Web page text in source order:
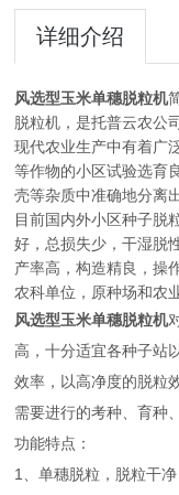
详细介绍
风选型玉米单穗脱粒机
脱粒机，是托普云农公
现代农业生产中有着广
等作物的小区试验选育
壳等杂质中准确地分离
目前国内外小区种子脱
好，总损失少，干湿脱
产率高，构造精良，操
农科单位，原种场和农
风选型玉米单穗脱粒机
高，十分适宜各种子站
效率，以高净度的脱粒
需要进行的考种、育种
功能特点：
1、单穗脱粒，脱粒干